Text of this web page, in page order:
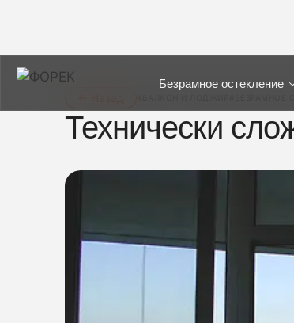
Безрамное остекление
Технически